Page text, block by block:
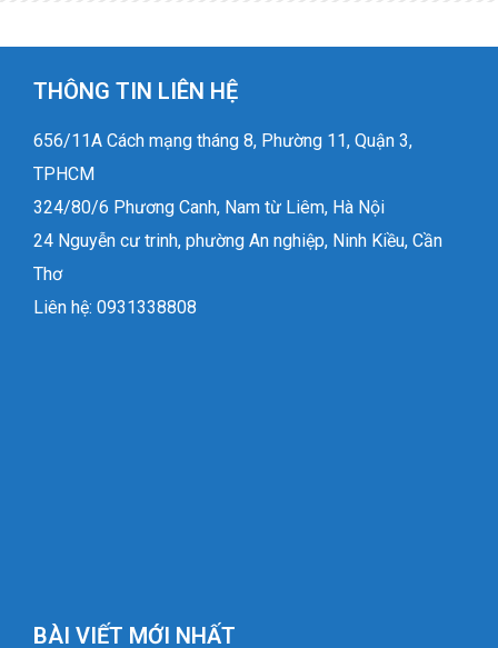
THÔNG TIN LIÊN HỆ
656/11A Cách mạng tháng 8, Phường 11, Quận 3,
TPHCM
324/80/6 Phương Canh, Nam từ Liêm, Hà Nội
24 Nguyễn cư trinh, phường An nghiệp, Ninh Kiều, Cần
Thơ
Liên hệ: 0931338808
BÀI VIẾT MỚI NHẤT